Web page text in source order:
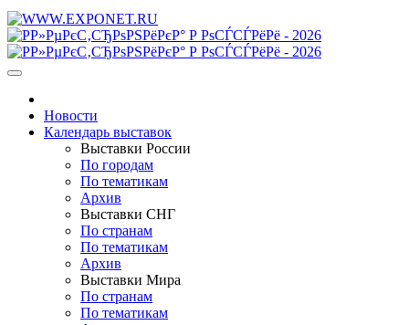
Новости
Календарь выставок
Выставки России
По городам
По тематикам
Архив
Выставки СНГ
По странам
По тематикам
Архив
Выставки Мира
По странам
По тематикам